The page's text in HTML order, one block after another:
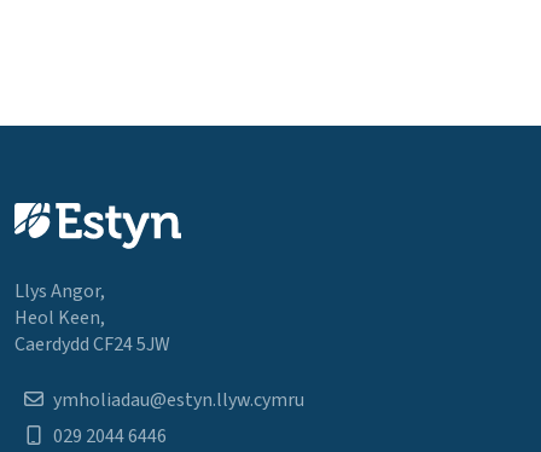
Llys Angor,
Heol Keen,
Caerdydd CF24 5JW
ymholiadau@estyn.llyw.cymru
029 2044 6446